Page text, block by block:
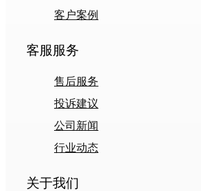
客户案例
客服服务
售后服务
投诉建议
公司新闻
行业动态
关于我们